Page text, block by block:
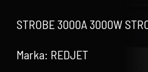
STROBE 3000A 3000W
Marka: REDJET